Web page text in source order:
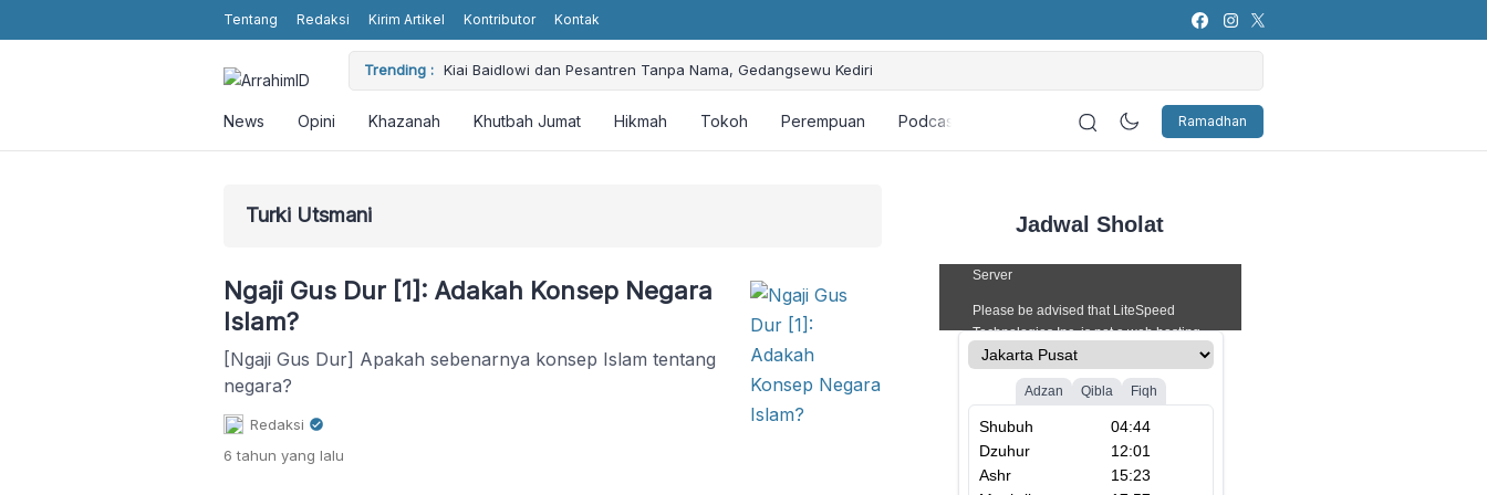
Tentang Redaksi Kirim Artikel Kontributor Kontak
Trending : Kiai Baidlowi dan Pesantren Tanpa Nama, Gedangsewu Kediri
Dimash Kudaibergen: Promoting Humanity and Religious Values without Religious Attributes in the Showbiz
World
KH. Masbuhin Faqih: Ajarkan Keteladanan dan Perjuangan
Ramadhan
News Opini Khazanah Khutbah Jumat Hikmah Tokoh Perempuan Podcast
Turki Utsmani
Ngaji Gus Dur [1]: Adakah Konsep Negara
Islam?
[Ngaji Gus Dur] Apakah sebenarnya konsep Islam tentang
negara?
Redaksi
6 tahun yang lalu
Jadwal Sholat